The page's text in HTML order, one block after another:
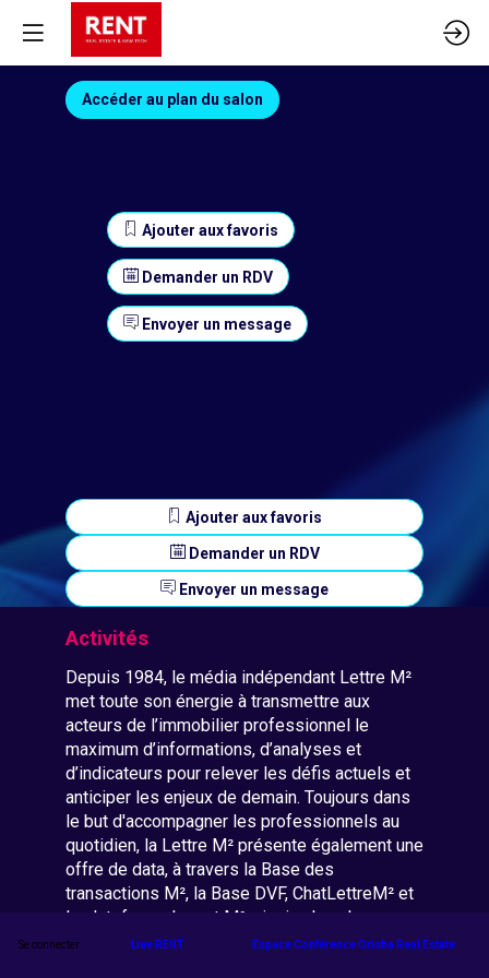
Accéder au plan du salon
Ajouter aux favoris
Demander un RDV
Envoyer un message
Ajouter aux favoris
Demander un RDV
Envoyer un message
Activités
Depuis 1984, le média indépendant Lettre M²
met toute son énergie à transmettre aux
acteurs de l’immobilier professionnel le
maximum d’informations, d’analyses et
d’indicateurs pour relever les défis actuels et
anticiper les enjeux de demain. Toujours dans
le but d'accompagner les professionnels au
quotidien, la Lettre M² présente également une
offre de data, à travers la Base des
transactions M², la Base DVF, ChatLettreM² et
la plateforme Invest M², ainsi qu'une large
gamme de formations.
Se connecter Live RENT Espace Conférence Orisha Real Estate